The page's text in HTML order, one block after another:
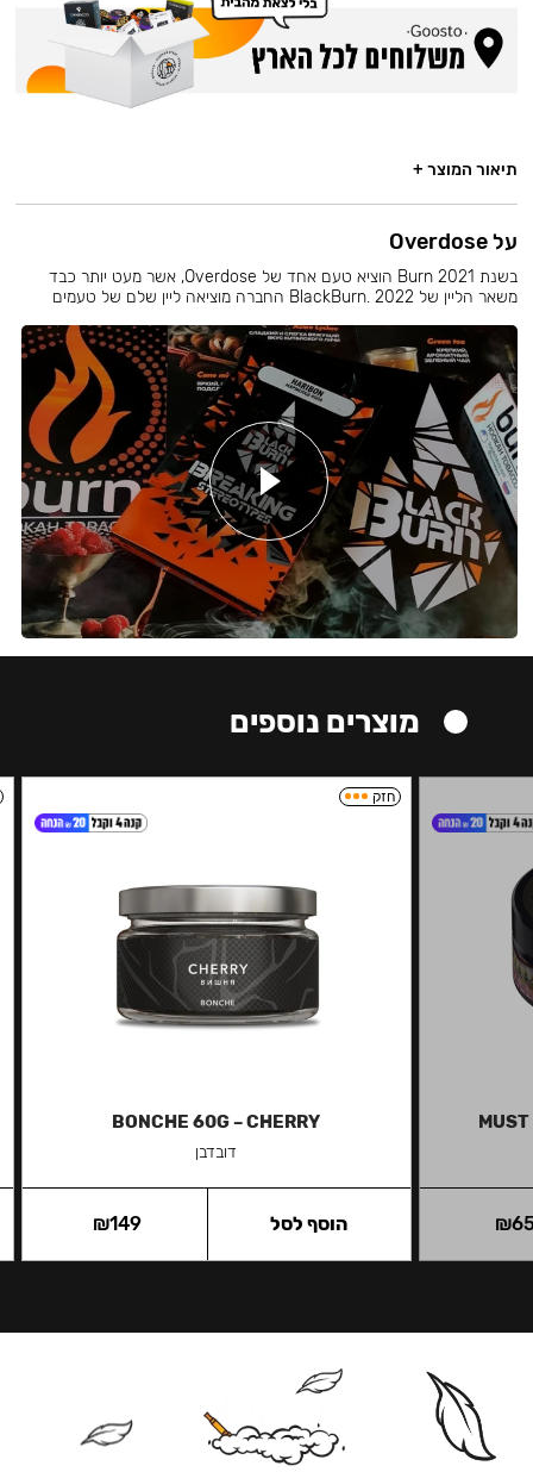
תיאור המוצר +
על Overdose
בשנת 2021 Burn הוציא טעם אחד של Overdose, אשר מעט יותר כבד
משאר הליין של BlackBurn. 2022 החברה מוציאה ליין שלם של טעמים
מוצרים נוספים
₪
חזק
BONCHE 60G – CHERRY
דובדבן
₪149 הוסף לסל